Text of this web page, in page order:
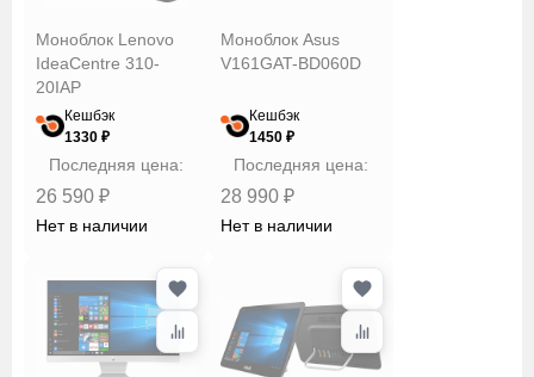
MSI
Nerpa
Rombica
Teclast
Видеокарта
Интернет/
передача
Моноблок Lenovo
IdeaCentre 310-
20IAP
Кешбэк
1330 ₽
Последняя цена:
26 590 ₽
Нет в наличии
Моноблок Asus
V161GAT-BD060D
Кешбэк
1450 ₽
Последняя цена:
28 990 ₽
Нет в наличии